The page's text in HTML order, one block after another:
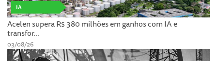
IA
Acelen supera R$ 380 milhões em ganhos com IA e
transfor...
03/08/26